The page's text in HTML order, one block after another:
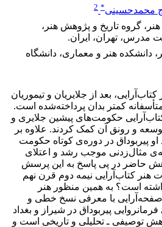
محمدحسینی*
2
گروه تاریخ و پژوهش هنر،
مدرس، تهران، ایران.
دانشکده هنر و معماری، دانشگاه
بعد از جلایریان و تیموریان
کمتر بدان پرداخته‌شده است.
حکومت‌های پیشین جلایری و
و رونق آن کمک کردند. علاوه بر
او پیربوداق در دوره‌ی کوتاه حکومت
مثال‌زدنی موجب رشد و اعتلای
حاضر در پی پاسخ به این پرسش
هنر کتاب‌آرایی نیمه دوم قرن نهم
است؟ به همین منظور هنر
صفحه‌آرایی با معرفی نسخ خطی و
پیربوداق در شیراز و بغداد
توصیفی ـ تحلیلی و تاریخی است و